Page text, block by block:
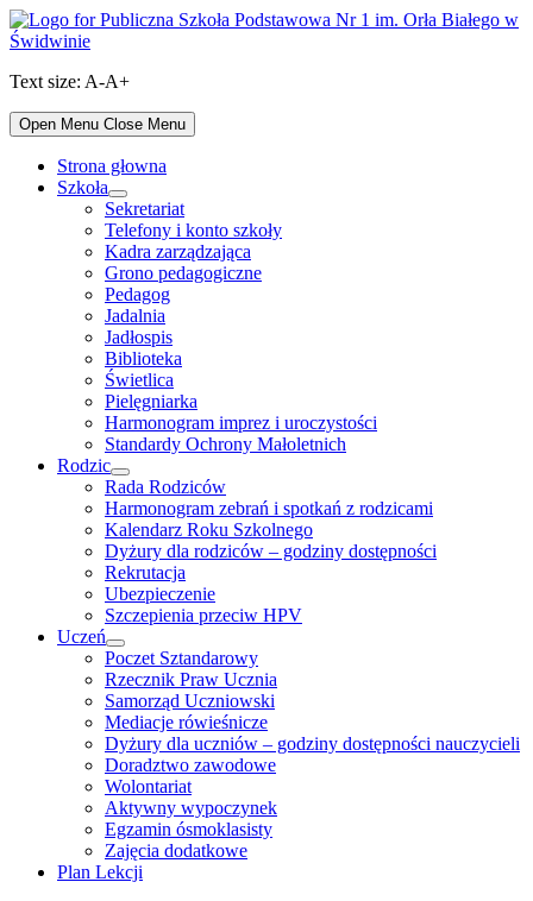
Skip
to
Text size: A-A+
Open Menu Close Menu
Strona głowna
Szkoła
Show
sub
menu
Sekretariat
Telefony i konto szkoły
Kadra zarządzająca
Grono pedagogiczne
Pedagog
Jadalnia
Jadłospis
Biblioteka
Świetlica
Pielęgniarka
Harmonogram imprez i uroczystości
Standardy Ochrony Małoletnich
Rodzic
Show
sub
menu
Rada Rodziców
Harmonogram zebrań i spotkań z rodzicami
Kalendarz Roku Szkolnego
Dyżury dla rodziców – godziny dostępności
Rekrutacja
Ubezpieczenie
Szczepienia przeciw HPV
Uczeń
Show
sub
menu
Poczet Sztandarowy
Rzecznik Praw Ucznia
Samorząd Uczniowski
Mediacje rówieśnicze
Dyżury dla uczniów – godziny dostępności nauczycieli
Doradztwo zawodowe
Wolontariat
Aktywny wypoczynek
Egzamin ósmoklasisty
Zajęcia dodatkowe
Plan Lekcji